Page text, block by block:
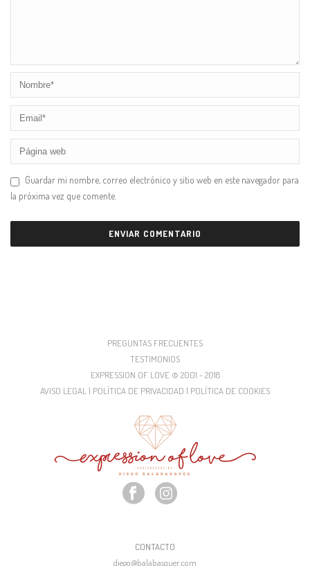
Guardar mi nombre, correo electrónico y sitio web en este navegador para
la próxima vez que comente.
PREGUNTAS FRECUENTES
TESTIMONIOS
EXPRESSION OF LOVE © 2001 - 2018
AVISO LEGAL | POLÍTICA DE PRIVACIDAD | POLÍTICA DE COOKIES
CONTACTO
diego@balabasquer.com